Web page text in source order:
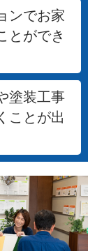
ンでお家
とができ
塗装工事
ことが出